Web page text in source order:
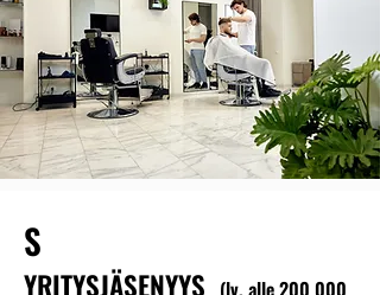
S
YRITYSJÄSENYYS (lv. alle 200 000